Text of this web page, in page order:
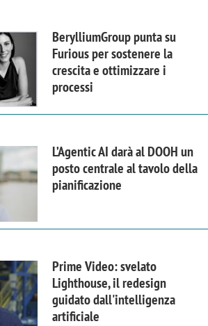
BerylliumGroup punta su
Furious per sostenere la
crescita e ottimizzare i
processi
L’Agentic AI darà al DOOH un
posto centrale al tavolo della
pianificazione
Prime Video: svelato
Lighthouse, il redesign
guidato dall'intelligenza
artificiale